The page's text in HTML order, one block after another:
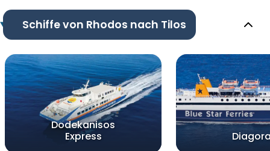
Schiffe von Rhodos nach Tilos
Dodekanisos
Express